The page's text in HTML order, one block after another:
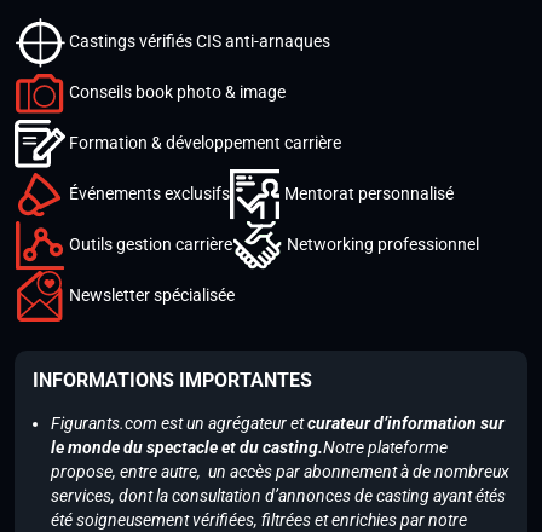
Castings vérifiés CIS anti-arnaques
Conseils book photo & image
Formation & développement carrière
Événements exclusifs Mentorat personnalisé
Outils gestion carrière Networking professionnel
Newsletter spécialisée
INFORMATIONS IMPORTANTES
Figurants.com est un agrégateur etcurateur d’information sur
le monde du spectacle et du casting.Notre plateforme
propose, entre autre, un accès par abonnement à de nombreux
services, dont la consultation d’annonces de casting ayant étés
été soigneusement vérifiées, filtrées et enrichies par notre